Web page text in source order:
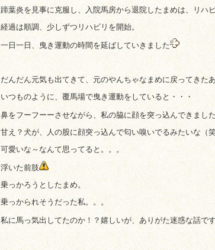
蹄葉炎を見事に克服し、入院馬房から退院したまめは、リハ
経過は順調、少しずつリハビリを開始。
一日一日、曳き運動の時間を延ばしていきました
だんだん元気も出てきて、元のやんちゃなまめに戻ってきた
いつものように、覆馬場で曳き運動をしていると・・・
鼻をフーフーーさせながら、私の脇に顔を突っ込んできました
甘え？犬が、人の股に顔突っ込んで匂い嗅いでるみたいな（
可愛いな～なんて思ってると。。。
浮いた前肢
乗っかろうとしたまめ。
乗っかられそうだった私。。。
私に馬っ気出してたのか！？嬉しいが、ありがた迷惑な話で